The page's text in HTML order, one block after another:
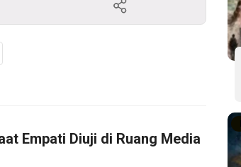
Empati Diuji di Ruang Media